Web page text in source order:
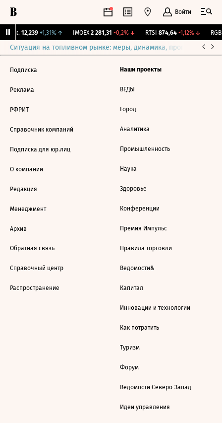
Войти
Бирж. 12,239 +1,31%↑ IMOEX 2 281,31 -0,2%↓ RTSI 874,64 -1,12%↓ RGBI
Ситуация на топливном рынке: меры, динамика, прогнозы
Подписка
Реклама
РФРИТ
Справочник компаний
Подписка для юр.лиц
О компании
Редакция
Менеджмент
Архив
Обратная связь
Справочный центр
Распространение
Наши проекты
ВЕДЫ
Город
Аналитика
Промышленность
Наука
Здоровье
Конференции
Премия Импульс
Правила торговли
Ведомости&
Капитал
Инновации и технологии
Как потратить
Туризм
Форум
Ведомости Северо-Запад
Идеи управления